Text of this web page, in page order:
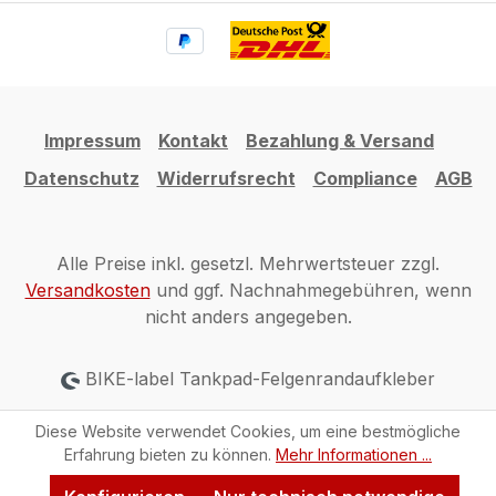
Impressum Kontakt
Bezahlung & Versand
Datenschutz
Widerrufsrecht Compliance AGB
Alle Preise inkl. gesetzl. Mehrwertsteuer zzgl.
Versandkostenund ggf. Nachnahmegebühren, wenn
nicht anders angegeben.
BIKE-label Tankpad-Felgenrandaufkleber
Diese Website verwendet Cookies, um eine bestmögliche
Erfahrung bieten zu können. Mehr Informationen ...